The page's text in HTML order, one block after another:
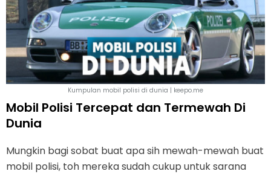
Kumpulan mobil polisi di dunia | keepo.me
Mobil Polisi Tercepat dan Termewah Di
Dunia
Mungkin bagi sobat buat apa sih mewah-mewah buat
mobil polisi, toh mereka sudah cukup untuk sarana